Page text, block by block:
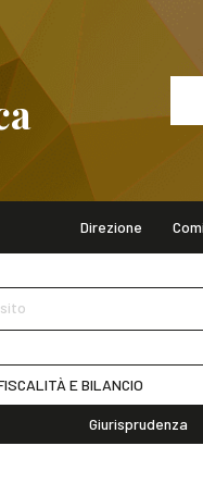
I DETTAGLIDirezione
E BILANCIO
Giurisprudenza